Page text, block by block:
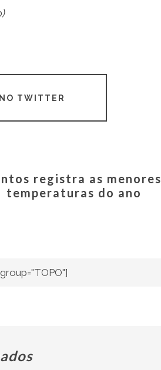
TWITTER
registra as menores
temperaturas do ano